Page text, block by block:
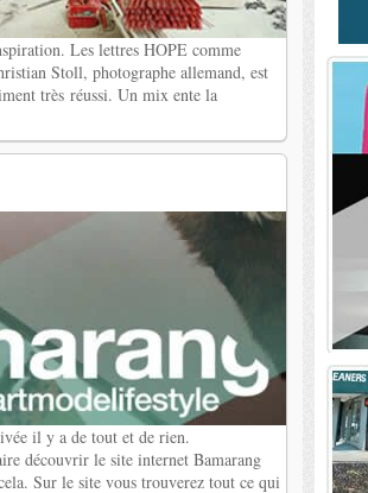
Les lettres HOPE comme
Stoll, photographe allemand, est
très réussi. Un mix ente la
il y a de tout et de rien.
découvrir le site internet Bamarang
Sur le site vous trouverez tout ce qui